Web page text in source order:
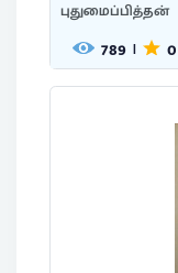
புதுமைப்பித்தன்
789 | 0